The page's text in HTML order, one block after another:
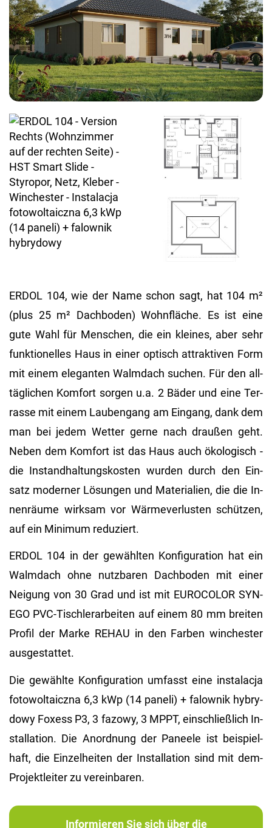
ERDOL 104, wie der Name schon sagt, hat 104 m²
(plus 25 m² Dach­bo­den) Wohn­flä­che. Es ist eine
gute Wahl für Men­schen, die ein klei­nes, aber sehr
funk­tio­nel­les Haus in einer op­tisch at­trak­ti­ven Form
mit einem ele­gan­ten Walm­dach su­chen. Für den all­
täg­li­chen Kom­fort sor­gen u.a. 2 Bäder und eine Ter­
ras­se mit einem Lau­ben­gang am Ein­gang, dank dem
man bei jedem Wet­ter gerne nach drau­ßen geht.
Neben dem Kom­fort ist das Haus auch öko­lo­gisch -
die In­stand­hal­tungs­kos­ten wur­den durch den Ein­
satz mo­der­ner Lö­sun­gen und Ma­te­ria­li­en, die die In­
nen­räu­me wirk­sam vor Wär­me­ver­lus­ten schüt­zen,
auf ein Mi­ni­mum re­du­ziert.
ERDOL 104 in der ge­wähl­ten Kon­fi­gu­ra­ti­on hat ein
Walm­dach ohne nutz­ba­ren Dach­bo­den mit einer
Nei­gung von 30 Grad und ist mit EU­RO­CO­LOR SYN­
EGO PVC-Tisch­ler­ar­bei­ten auf einem 80 mm brei­ten
Pro­fil der Marke REHAU in den Far­ben win­ches­ter
aus­ge­stat­tet.
Die ge­wähl­te Kon­fi­gu­ra­ti­on um­fasst eine instalac­ja
fo­to­wol­taicz­na 6,3 kWp (14 pa­ne­li) + fa­low­nik hy­bry­
dowy Fo­xess P3, 3 fa­zowy, 3 MPPT, ein­schlie­ß­lich In­
stal­la­ti­on. Die An­ord­nung der Pa­nee­le ist bei­spiel­
haft, die Ein­zel­hei­ten der In­stal­la­ti­on sind mit dem­
Pro­jekt­lei­ter zu ver­ein­ba­ren.
Informieren Sie sich über die